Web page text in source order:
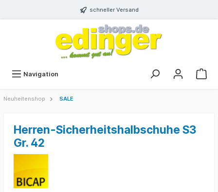
schneller Versand
Navigation
Neuheitenshop SALE
Herren-Sicherheitshalbschuhe S3
Gr. 42